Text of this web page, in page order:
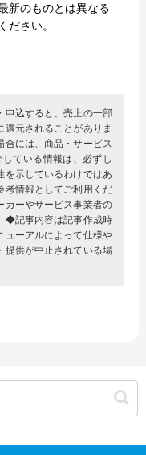
新のものとは異なる
ださい。
込すると、売上の一部
元されることがありま
には、商品・サービス
ている情報は、必ずし
を示しているわけではあ
考情報としてご利用くだ
ーやサービス事業者の
◆記事内容は記事作成時
ューアルによって仕様や
提供が中止されている場